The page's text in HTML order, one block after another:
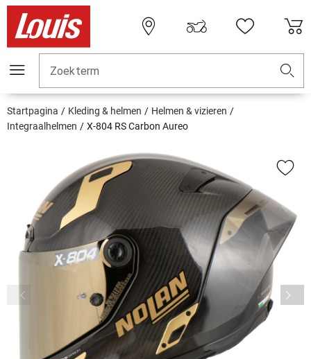
Zoekterm
Startpagina Kleding & helmen
Helmen & vizieren
Integraalhelmen
X-804 RS Carbon Aureo